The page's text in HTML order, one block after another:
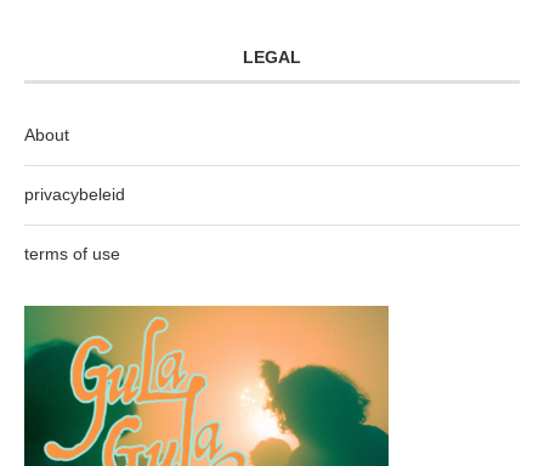
LEGAL
About
privacybeleid
terms of use